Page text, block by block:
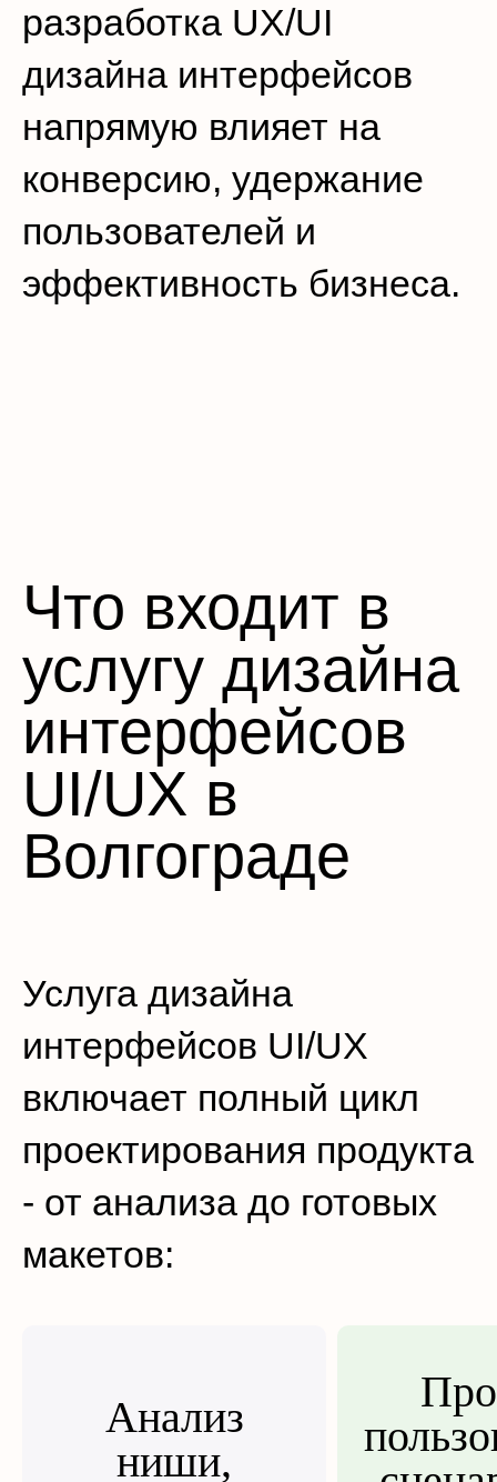
разработка UX/UI
дизайна интерфейсов
напрямую влияет на
конверсию, удержание
пользователей и
эффективность бизнеса.
Что входит в
услугу дизайна
интерфейсов
UI/UX в
Волгограде
Услуга дизайна
интерфейсов UI/UX
включает полный цикл
проектирования продукта
- от анализа до готовых
макетов:
Анализ
ниши,